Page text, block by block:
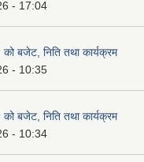
- 17:04
बजेट, निति तथा कार्यक्रम
- 10:35
बजेट, निति तथा कार्यक्रम
- 10:34